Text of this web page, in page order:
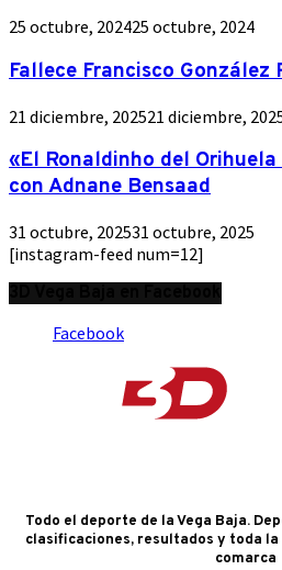
25 octubre, 202425 octubre, 2024
Fallece Francisco González
21 diciembre, 202521 diciembre,
«El Ronaldinho del
con Adnane Bensaad
31 octubre, 202531 octubre, 2025
[instagram-feed num=12]
Facebook
Todo el deporte de la Vega Baja.
clasificaciones, resultados y toda
comarca